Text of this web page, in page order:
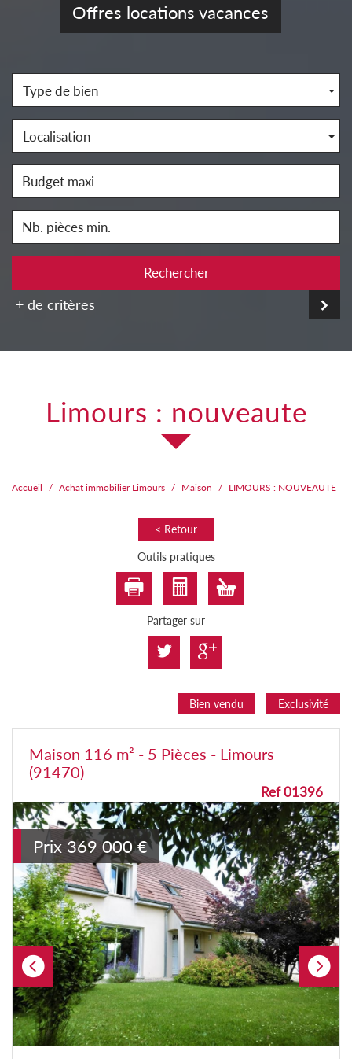
Offres locations vacances
Type de bien
Localisation
Rechercher
+ de critères
limours : nouveaute
Accueil Achat immobilier Limours Maison LIMOURS : NOUVEAUTE
< Retour
Outils pratiques
Partager sur
Bien vendu Exclusivité
Maison 116 m² - 5 Pièces - Limours
(91470)
Ref 01396
Prix 369 000 €